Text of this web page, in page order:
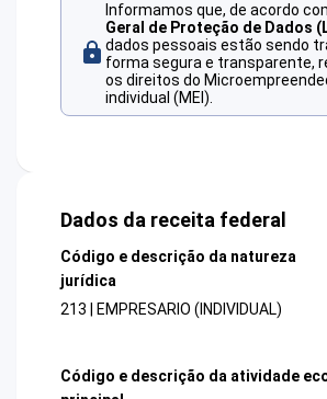
Informamos que, de acordo
Geral de Proteção de Dados
dados pessoais estão sendo
forma segura e transparente,
os direitos do
individual (MEI).
Dados da receita federal
Código e descrição da natureza
jurídica
213 | EMPRESARIO (INDIVIDUAL)
Código e descrição da atividade